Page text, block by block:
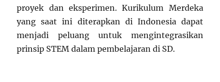
proyek dan eksperimen. Kurikulum Merdeka
yang saat ini diterapkan di Indonesia dapat
menjadi peluang untuk mengintegrasikan
prinsip STEM dalam pembelajaran di SD.